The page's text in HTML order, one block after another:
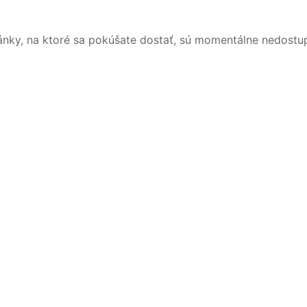
na ktoré sa pokúšate dostať, sú momentálne